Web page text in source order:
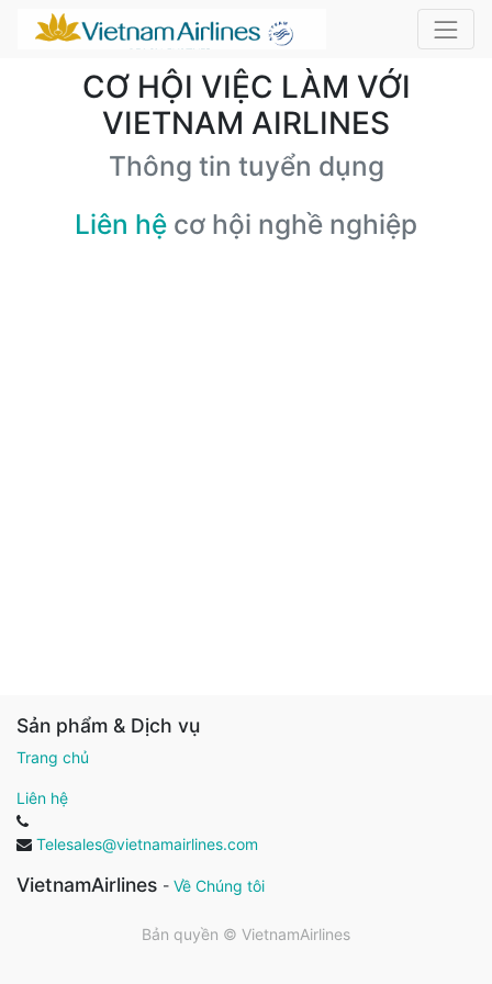
CƠ HỘI VIỆC LÀM VỚI
VIETNAM AIRLINES
Thông tin tuyển dụng
Liên hệ cơ hội nghề nghiệp
Sản phẩm & Dịch vụ
Trang chủ
Liên hệ
Telesales@vietnamairlines.com
VietnamAirlines - Về Chúng tôi
Bản quyền © VietnamAirlines